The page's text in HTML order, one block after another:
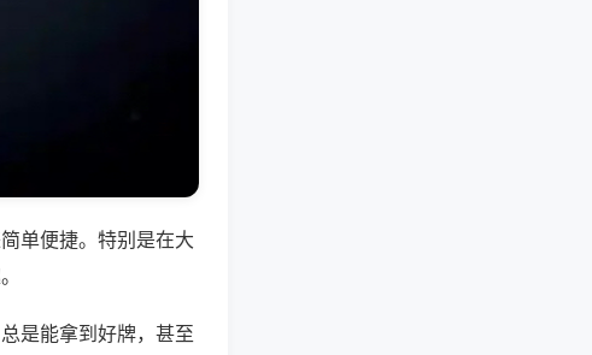
单便捷。特别是在大
是能拿到好牌，甚至